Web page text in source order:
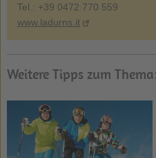
Tel.: +39 0472 770 559
www.ladurns.it
Weitere Tipps zum